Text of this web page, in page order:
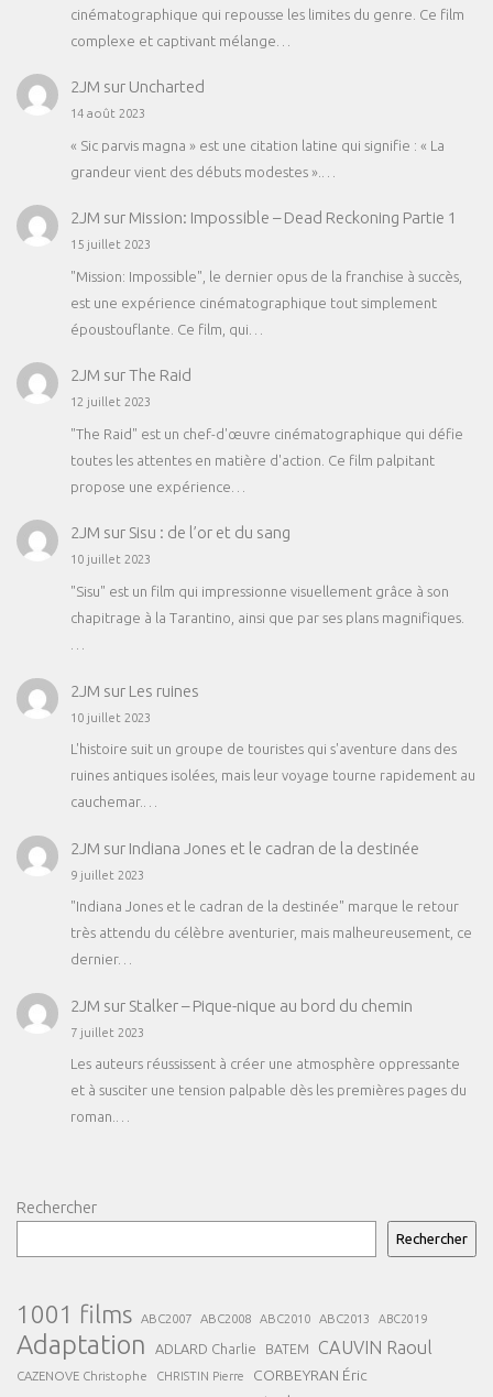
cinématographique qui repousse les limites du genre. Ce film
complexe et captivant mélange…
2JM sur Uncharted
14 août 2023
« Sic parvis magna » est une citation latine qui signifie : « La
grandeur vient des débuts modestes ».…
2JM sur Mission: Impossible – Dead Reckoning Partie 1
15 juillet 2023
"Mission: Impossible", le dernier opus de la franchise à succès,
est une expérience cinématographique tout simplement
époustouflante. Ce film, qui…
2JM surThe Raid
12 juillet 2023
"The Raid" est un chef-d'œuvre cinématographique qui défie
toutes les attentes en matière d'action. Ce film palpitant
propose une expérience…
2JM sur Sisu : de l’or et du sang
10 juillet 2023
"Sisu" est un film qui impressionne visuellement grâce à son
chapitrage à la Tarantino, ainsi que par ses plans magnifiques.
2JM sur Les ruines
10 juillet 2023
L'histoire suit un groupe de touristes qui s'aventure dans des
ruines antiques isolées, mais leur voyage tourne rapidement au
cauchemar.…
2JM sur Indiana Jones et le cadran de la destinée
9 juillet 2023
"Indiana Jones et le cadran de la destinée" marque le retour
très attendu du célèbre aventurier, mais malheureusement, ce
dernier…
2JM sur Stalker – Pique-nique au bord du chemin
7 juillet 2023
Les auteurs réussissent à créer une atmosphère oppressante
et à susciter une tension palpable dès les premières pages du
roman.…
Rechercher
Rechercher
1001 films ABC2007 ABC2008 ABC2010 ABC2013 ABC2019
Adaptation ADLARD Charlie BATEM CAUVIN Raoul
CAZENOVE Christophe CHRISTIN Pierre CORBEYRAN Éric